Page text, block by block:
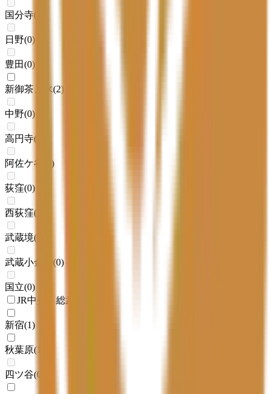
国分寺(
日野(0)
豊田(0)
新御茶ノ水(2)
中野(0)
高円寺(
阿佐ケ谷 )
荻窪(0)
西荻窪(
武蔵境(
武蔵小金井 (0)
国立(0)
JR中央・総武線
新宿(1)
秋葉原(1
四ツ谷(0